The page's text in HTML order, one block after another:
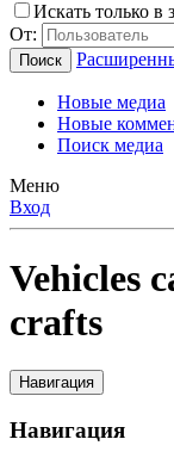
Искать только в
От:
Поиск
Новые медиа
Новые
Поиск медиа
Меню
Вход
Vehicles
crafts
Навигация
Навигация